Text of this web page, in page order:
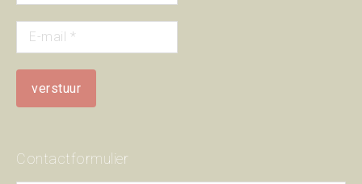
Contactformulier